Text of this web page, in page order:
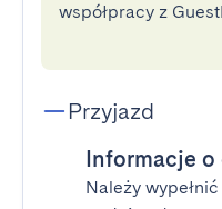
współpracy z
Przyjazd
Informacje o
Należy wypełnić